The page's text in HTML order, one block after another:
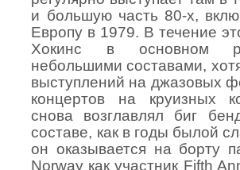
и большую часть 80-х,
Европу в 1979. В течение
Хокинс в основном
небольшими составами,
выступлений на джазовых
концертов на круизных
снова возглавлял биг
составе, как в годы былой
он оказывается на борту
Norway как участник Fifth